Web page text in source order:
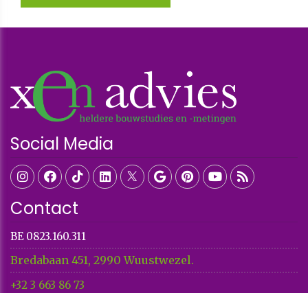
Social Media
Contact
BE 0823.160.311
Bredabaan 451, 2990 Wuustwezel.
+32 3 663 86 73​​​​​​​